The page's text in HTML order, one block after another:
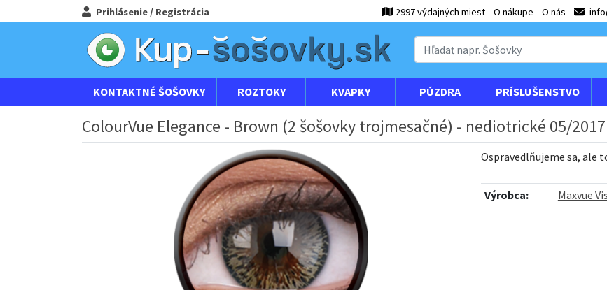
Prihlásenie / Registrácia 2997 výdajných miest O nákupe O nás
KONTAKTNÉ ŠOŠOVKY ROZTOKY KVAPKY PÚZDRA PRÍSLUŠENSTVO
ColourVue Elegance - Brown (2 šošovky trojmesačné) - nediotrické 05/2017
Ospravedlňujeme sa, ale
Výrobca: Maxvue